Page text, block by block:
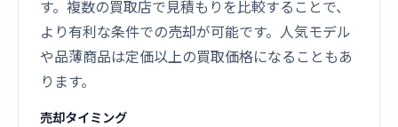
す。複数の買取店で見積もりを比較することで、
より有利な条件での売却が可能です。人気モデル
や品薄商品は定価以上の買取価格になることもあ
ります。
売却タイミング